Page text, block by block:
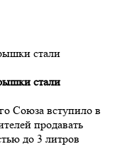
стали
стали
Союза вступило в
продавать
до 3 литров